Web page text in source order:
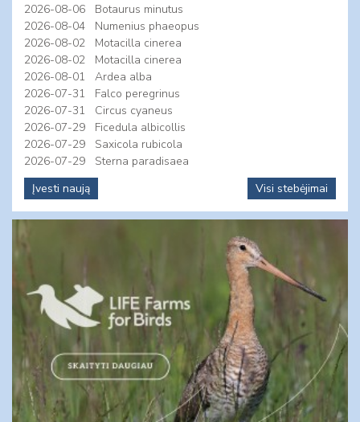
2026-08-06
Botaurus minutus
2026-08-04
Numenius phaeopus
2026-08-02
Motacilla cinerea
2026-08-02
Motacilla cinerea
2026-08-01
Ardea alba
2026-07-31
Falco peregrinus
2026-07-31
Circus cyaneus
2026-07-29
Ficedula albicollis
2026-07-29
Saxicola rubicola
2026-07-29
Sterna paradisaea
Įvesti naują
Visi stebėjimai